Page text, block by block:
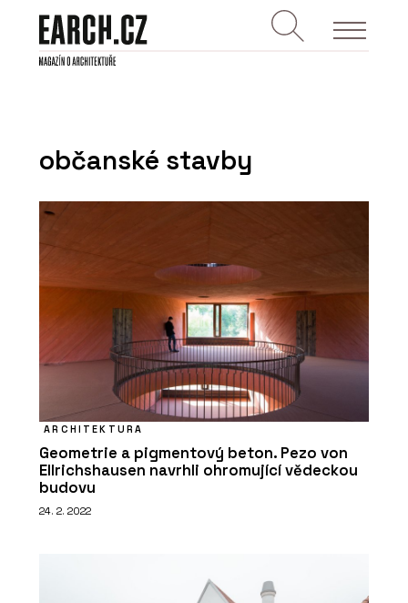
občanské stavby
ARCHITEKTURA
Geometrie a pigmentový beton. Pezo von
Ellrichshausen navrhli ohromující vědeckou
budovu
24. 2. 2022